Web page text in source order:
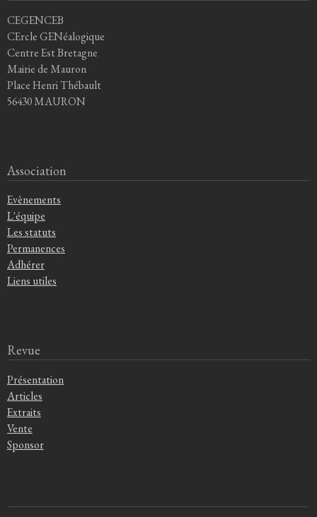
CEGENCEB
CErcle GENéalogique
Centre Est Bretagne
Mairie de Mauron
Place Henri Thébault
56430 MAURON
Association
Evènements
L'équipe
Les statuts
Permanences
Adhérer
Liens utiles
Revue
Présentation
Articles
Extraits
Vente
Sponsor